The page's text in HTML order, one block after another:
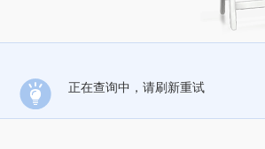
正在查询中，请刷新重试